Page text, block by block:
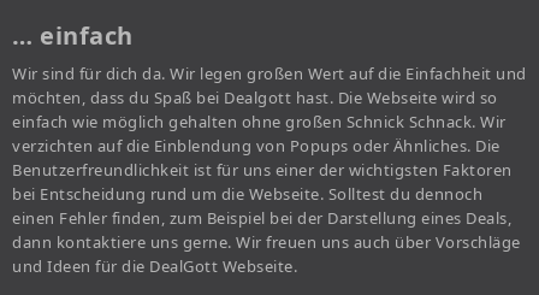
… einfach
Wir sind für dich da. Wir legen großen Wert auf die Einfachheit und
möchten, dass du Spaß bei Dealgott hast. Die Webseite wird so
einfach wie möglich gehalten ohne großen Schnick Schnack. Wir
verzichten auf die Einblendung von Popups oder Ähnliches. Die
Benutzerfreundlichkeit ist für uns einer der wichtigsten Faktoren
bei Entscheidung rund um die Webseite. Solltest du dennoch
einen Fehler finden, zum Beispiel bei der Darstellung eines Deals,
dann kontaktiere uns gerne. Wir freuen uns auch über Vorschläge
und Ideen für die DealGott Webseite.